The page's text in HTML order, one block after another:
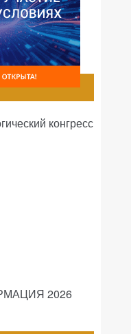
конгресс
2026